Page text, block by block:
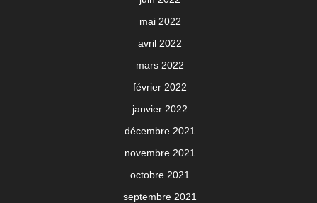
mai 2022
avril 2022
mars 2022
février 2022
janvier 2022
décembre 2021
novembre 2021
octobre 2021
septembre 2021